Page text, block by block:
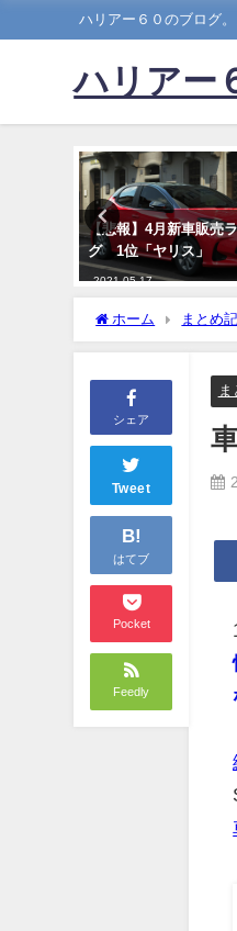
ハリアー６０のブログ
ハリアー
【悲報】4月新車販売
グ 1位「ヤリス」
2021-05-17
ホーム まとめ
シェア
Tweet
B!
はてブ
Pocket
Feedly